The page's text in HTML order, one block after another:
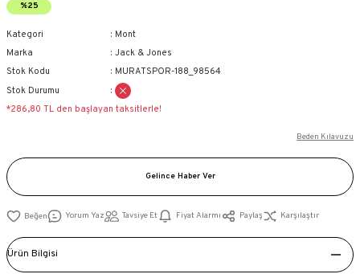
%25
Kategori
Mont
Marka
Jack & Jones
Stok Kodu
MURATSPOR-188_98564
Stok Durumu
*286,80 TL den başlayan taksitlerle!
Beden Kılavuzu
Gelince Haber Ver
Yorum Yaz Tavsiye Et Fiyat Alarmı Paylaş Karşılaştır
Ürün Bilgisi